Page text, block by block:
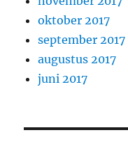
oktober 2017
september 2017
augustus 2017
juni 2017